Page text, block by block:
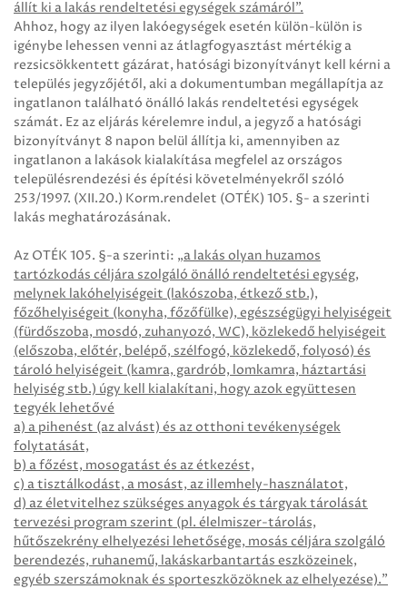
állít ki a lakás rendeltetési egységek számáról”.
Ahhoz, hogy az ilyen lakóegységek esetén külön-külön is
igénybe lehessen venni az átlagfogyasztást mértékig a
rezsicsökkentett gázárat, hatósági bizonyítványt kell kérni a
település jegyzőjétől, aki a dokumentumban megállapítja az
ingatlanon található önálló lakás rendeltetési egységek
számát. Ez az eljárás kérelemre indul, a jegyző a hatósági
bizonyítványt 8 napon belül állítja ki, amennyiben az
ingatlanon a lakások kialakítása megfelel az országos
településrendezési és építési követelményekről szóló
253/1997. (XII.20.) Korm.rendelet (OTÉK) 105. §- a szerinti
lakás meghatározásának.
Az OTÉK 105. §-a szerinti: „a lakás olyan huzamos
tartózkodás céljára szolgáló önálló rendeltetési egység,
melynek lakóhelyiségeit (lakószoba, étkező stb.),
főzőhelyiségeit (konyha, főzőfülke), egészségügyi helyiségeit
(fürdőszoba, mosdó, zuhanyozó, WC), közlekedő helyiségeit
(előszoba, előtér, belépő, szélfogó, közlekedő, folyosó) és
tároló helyiségeit (kamra, gardrób, lomkamra, háztartási
helyiség stb.) úgy kell kialakítani, hogy azok együttesen
tegyék lehetővé
a) a pihenést (az alvást) és az otthoni tevékenységek
folytatását,
b) a főzést, mosogatást és az étkezést,
c) a tisztálkodást, a mosást, az illemhely-használatot,
d) az életvitelhez szükséges anyagok és tárgyak tárolását
tervezési program szerint (pl. élelmiszer-tárolás,
hűtőszekrény elhelyezési lehetősége, mosás céljára szolgáló
berendezés, ruhanemű, lakáskarbantartás eszközeinek,
egyéb szerszámoknak és sporteszközöknek az elhelyezése).”